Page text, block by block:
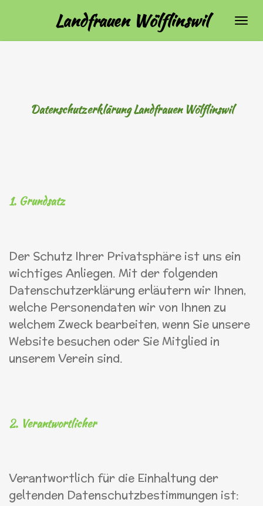
HauptinhaltLandfrauen Wölflinswil
Datenschutzerklärung Landfrauen Wölflinswil
1. Grundsatz
Der Schutz Ihrer Privatsphäre ist uns ein
wichtiges Anliegen. Mit der folgenden
Datenschutzerklärung erläutern wir Ihnen,
welche Personendaten wir von Ihnen zu
welchem Zweck bearbeiten, wenn Sie unsere
Website besuchen oder Sie Mitglied in
unserem Verein sind.
2. Verantwortlicher
Verantwortlich für die Einhaltung der
geltenden Datenschutzbestimmungen ist: